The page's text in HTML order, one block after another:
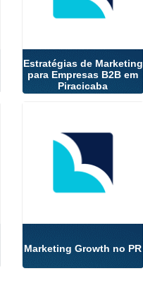
Estratégias de Marketing
para Empresas B2B em
Piracicaba
Marketing Growth no PR